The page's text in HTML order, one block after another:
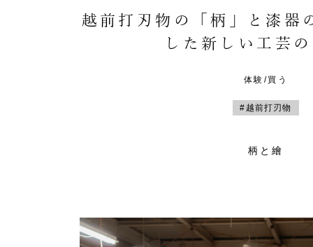
越前打刃物の「柄」と漆器
した新しい工芸
体験/買う
#越前打刃物
柄と繪